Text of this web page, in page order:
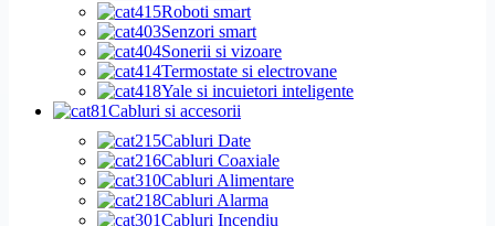
Roboti smart
Senzori smart
Sonerii si vizoare
Termostate si electrovane
Yale si incuietori inteligente
Cabluri si accesorii
Cabluri Date
Cabluri Coaxiale
Cabluri Alimentare
Cabluri Alarma
Cabluri Incendiu